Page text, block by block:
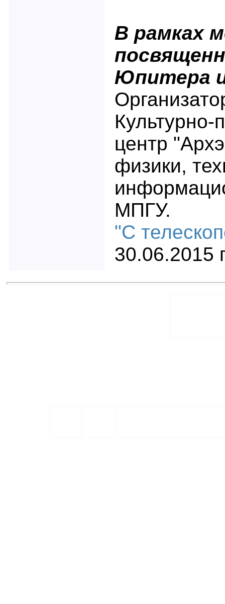
В рамках
Юпитера
Культурно-
центр
физики,
МПГУ.
"С
30.06.2015